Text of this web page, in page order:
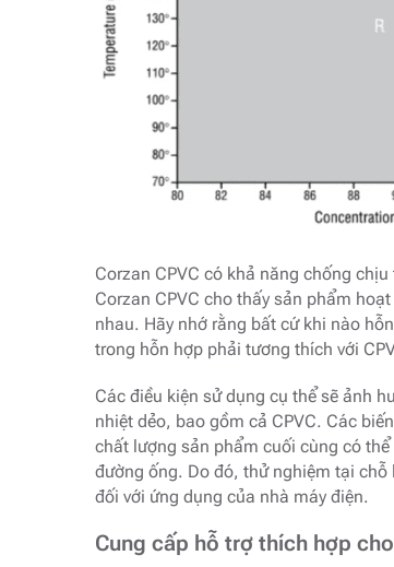
Corzan CPVC có khả năng chống
Corzan CPVC cho thấy sản phẩm
nhau. Hãy nhớ rằng bất cứ khi nào
trong hỗn hợp phải tương thích với
Các điều kiện sử dụng cụ thể sẽ ảnh
nhiệt dẻo, bao gồm cả CPVC. Các
chất lượng sản phẩm cuối cùng có
đường ống. Do đó, thử nghiệm tại
đối với ứng dụng của nhà máy điện.
Cung cấp hỗ trợ thích hợp